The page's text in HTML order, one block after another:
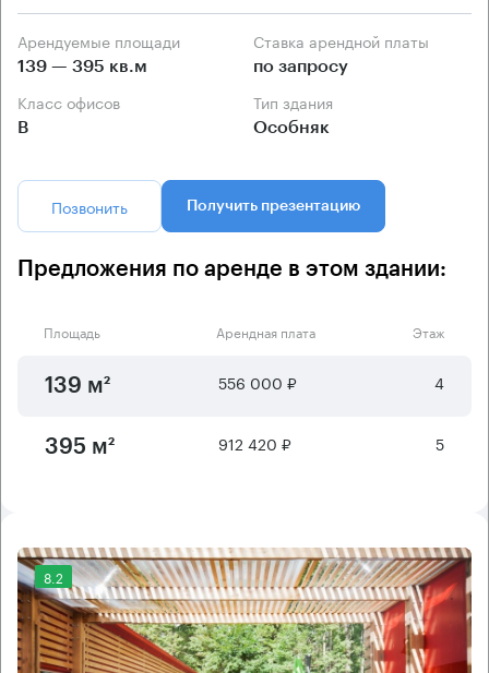
Арендуемые площади
139 — 395 кв.м
Ставка арендной платы
по запросу
Класс офисов
B
Тип здания
Особняк
Позвонить Получить презентацию
Предложения по аренде в этом здании:
Площадь Арендная плата Этаж
139 м² 556 000 ₽ 4
395 м² 912 420 ₽ 5
8.2